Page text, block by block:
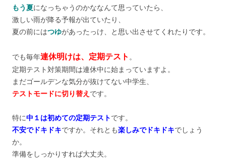
もう夏になっちゃうのかななんて思っていたら、
激しい雨が降る予報が出ていたり、
夏の前にはつゆがあったっけ、と思い出させてくれたりです。
でも毎年連休明けは、定期テスト 。
定期テスト対策期間は連休中に始まっていますよ。
まだゴールデンな気分が抜けてない中学生、
テストモードに切り替え です。
特に中１は初めての定期テストです。
不安でドキドキですか。それとも楽しみでドキドキでしょう
か。
準備をしっかりすれば大丈夫。